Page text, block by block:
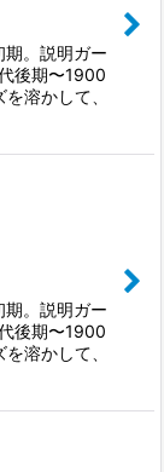
。説明ガー
後期〜1900
溶かして、
。説明ガー
後期〜1900
溶かして、